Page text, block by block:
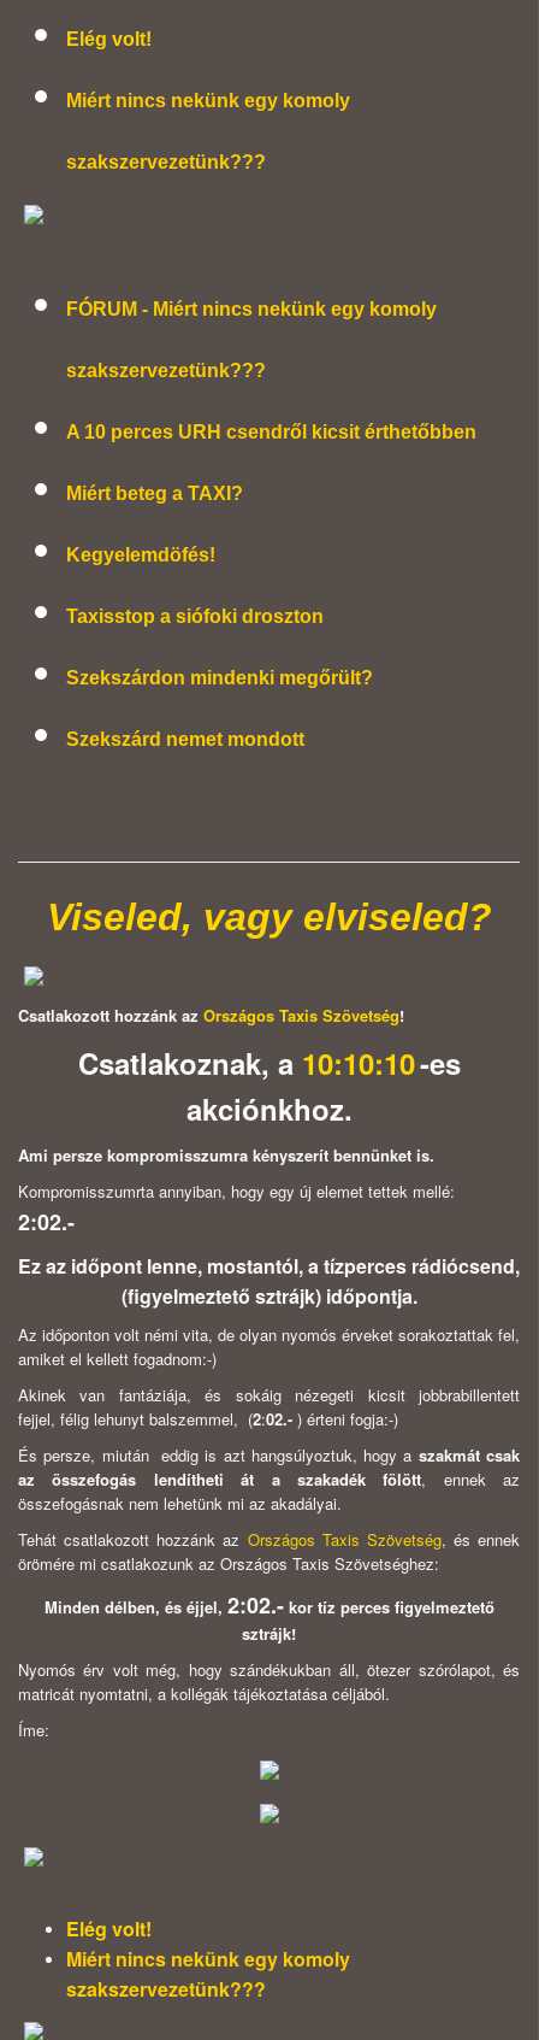
Elég volt!
Miért nincs nekünk egy komoly
szakszervezetünk???
FÓRUM - Miért nincs nekünk egy komoly
szakszervezetünk???
A 10 perces URH csendről kicsit érthetőbben
Miért beteg a TAXI?
Kegyelemdöfés!
Taxisstop a siófoki droszton
Szekszárdon mindenki megőrült?
Szekszárd nemet mondott
Viseled, vagy elviseled?
Csatlakozott hozzánk az Országos Taxis Szövetség!
Csatlakoznak, a 10:10:10-es
akciónkhoz.
Ami persze kompromisszumra kényszerít bennünket is.
Kompromisszumrta annyiban, hogy egy új elemet tettek mellé:
2:02.-
Ez az időpont lenne, mostantól, a tízperces rádiócsend,
(figyelmeztető sztrájk) időpontja.
Az időponton volt némi vita, de olyan nyomós érveket sorakoztattak fel,
amiket el kellett fogadnom:-)
Akinek van fantáziája, és sokáig nézegeti kicsit jobbrabillentett
fejjel, félig lehunyt balszemmel, (2:02.- ) érteni fogja:-)
És persze, miután eddig is azt hangsúlyoztuk, hogy a szakmát csak
az összefogás lendítheti át a szakadék fölött, ennek az
összefogásnak nem lehetünk mi az akadályai.
Tehát csatlakozott hozzánk az Országos Taxis Szövetség, és ennek
örömére mi csatlakozunk az Országos Taxis Szövetséghez:
Minden délben, és éjjel, 2:02.-kor tíz perces figyelmeztető
sztrájk!
Nyomós érv volt még, hogy szándékukban áll, ötezer szórólapot, és
matricát nyomtatni, a kollégák tájékoztatása céljából.
Íme:
Elég volt!
Miért nincs nekünk egy komoly
szakszervezetünk???